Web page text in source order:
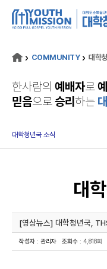
COMMUNITY 대학
한사람의 예배자로
믿음으로승리 하는
대학청년국 소식
대
[영상뉴스] 대학청년국,
작성자 : 관리자 조회수 : 4,818회